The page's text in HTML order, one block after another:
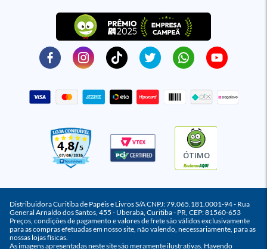
ÓTIMO
Distribuidora Curitiba de Papéis e Livros S/A CNPJ: 79.065.181.0001-94 - Rua
General Arnaldo dos Santos, 455 - Uberaba, Curitiba - PR, CEP: 81560-653
Preços, condições de pagamento e valores de frete são válidos exclusivamente
para as compras efetuadas em nosso site, não valendo, necessariamente, para as
nossas lojas físicas.
As imagens apresentadas neste site são meramente ilustrativas. Havendo